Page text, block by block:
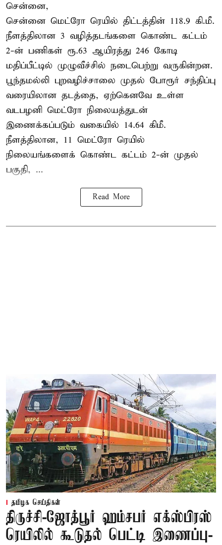
சென்னை,
சென்னை மெட்ரோ ரெயில் திட்டத்தின் 118.9 கி.மீ.
நீளத்திலான 3 வழித்தடங்களை கொண்ட கட்டம்
2-ன் பணிகள் ரூ.63 ஆயிரத்து 246 கோடி
மதிப்பீட்டில் முழுவீச்சில் நடைபெற்று வருகின்றன.
பூந்தமல்லி புறவழிச்சாலை முதல் போரூர் சந்திப்பு
வரையிலான தடத்தை, ஏற்கெனவே உள்ள
வடபழனி மெட்ரோ நிலையத்துடன்
இணைக்கப்படும் வகையில் 14.64 கிமீ.
நீளத்திலான, 11 மெட்ரோ ரெயில்
நிலையங்களைக் கொண்ட கட்டம் 2-ன் முதல்
பகுதி, ...
Read More
தமிழக செய்திகள்
திருச்சி-ஜோத்பூர் ஹம்சபர் எக்ஸ்பிரஸ்
ரெயிலில் கூடுதல் பெட்டி இணைப்பு-